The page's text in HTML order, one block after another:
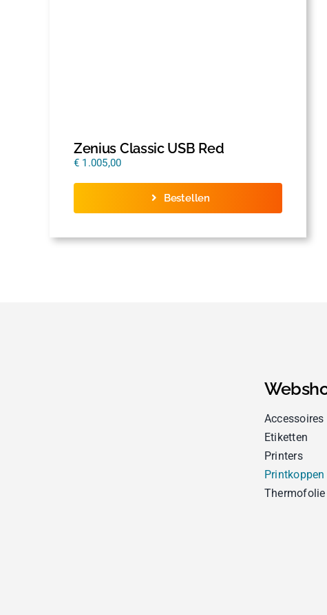
Zenius Classic USB Red
€ 1.005,00
Bestellen
Accessoires
Etiketten
Printers
Printkoppen
Thermofolie